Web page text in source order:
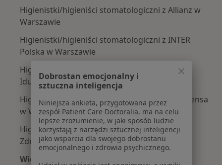
Higienistki/higieniści stomatologiczni z Allianz w
Warszawie
Higienistki/higieniści stomatologiczni z INTER
Polska w Warszawie
Higienistki/higieniści stomatologiczni z Signal
Iduna w Warszawie
Higienistki/higieniści stomatologiczni z Compensa
w Warszawie
Higienistki/higieniści stomatologiczni z PZU
Zdrowie w Warszawie
Więcej (3)
Dobrostan emocjonalny i
sztuczna inteligencja
Niniejsza ankieta, przygotowana przez
zespół Patient Care Doctoralia, ma na celu
lepsze zrozumienie, w jaki sposób ludzie
korzystają z narzędzi sztucznej inteligencji
jako wsparcia dla swojego dobrostanu
emocjonalnego i zdrowia psychicznego.